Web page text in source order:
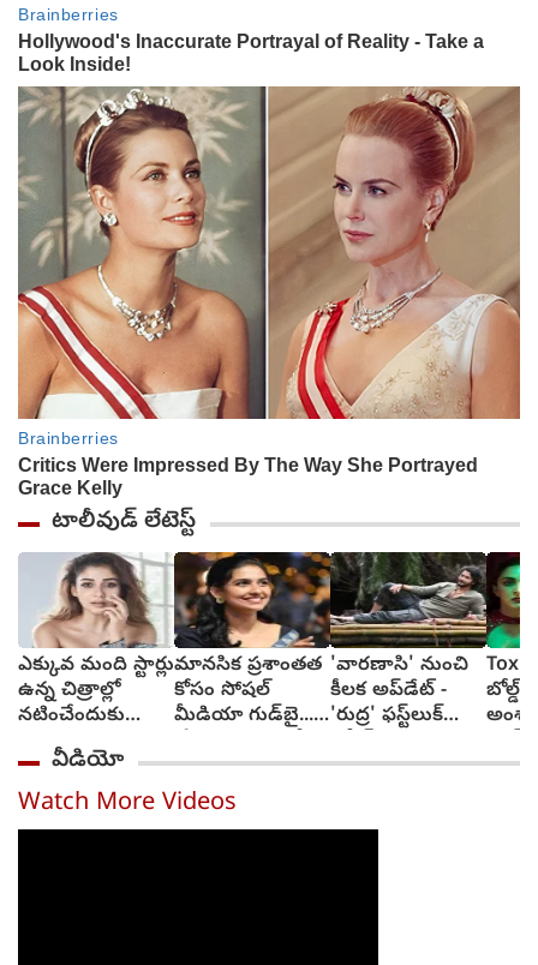
టాలీవుడ్ లేటెస్ట్
ఎక్కువ మంది స్టార్లు
ఉన్న చిత్రాల్లో
నటించేందుకు
జంకుతాను :
నయనతార
మానసిక ప్రశాంతత
కోసం సోషల్
మీడియా గుడ్‌బై...
వెల్లడి
'వారణాసి' నుంచి
కీలక అప్‌డేట్ -
'రుద్ర' ఫస్ట్‌లుక్
బోల్డ్,
వీడియో
Watch More Videos